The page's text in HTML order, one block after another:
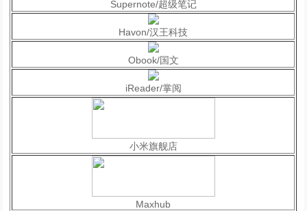
Supernote/超级笔记
Havon/汉王科技
Obook/国文
iReader/掌阅
小米旗舰店
Maxhub